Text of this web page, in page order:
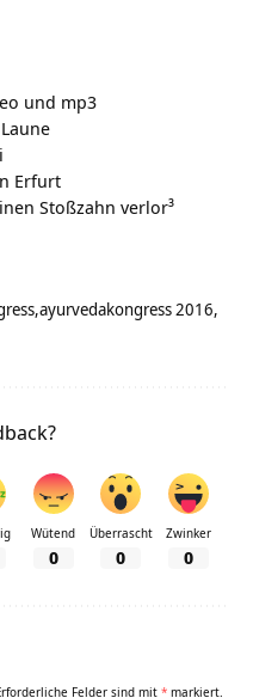
und mp3
Erfurt
Stoßzahn verlor³
ayurvedakongress 2016
Wütend
0
Überrascht
0
Zwinker
0
Felder sind mit * markiert.